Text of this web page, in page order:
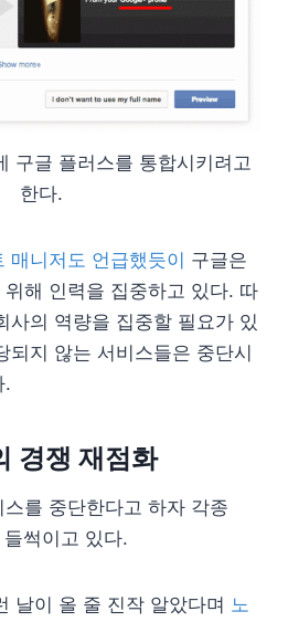
구글 플러스를 통합시키려고
한다.
매니저도 언급했듯이 구글은
해 인력을 집중하고 있다. 따
사의 역량을 집중할 필요가 있
되지 않는 서비스들은 중단시
.
경쟁 재점화
를 중단한다고 하자 각종
썩이고 있다.
날이 올 줄 진작 알았다며 노